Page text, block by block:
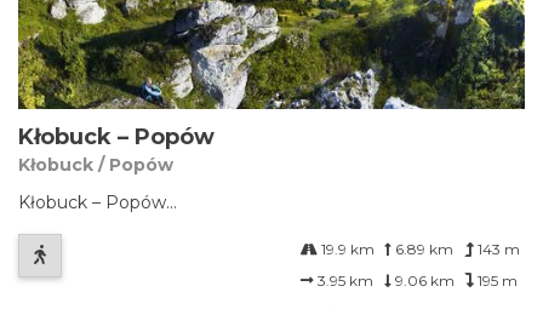
Kłobuck – Popów
Kłobuck / Popów
Kłobuck – Popów...
19.9 km 6.89 km
143 m
3.95 km
9.06 km 195 m